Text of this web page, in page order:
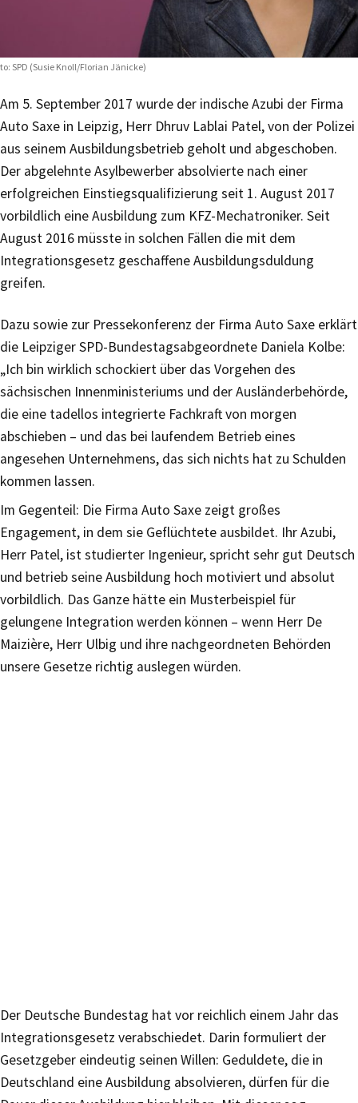
SPD (Susie Knoll/Florian Jänicke)
Am 5. September 2017 wurde der indische Azubi der Firma
Auto Saxe in Leipzig, Herr Dhruv Lablai Patel, von der Polizei
aus seinem Ausbildungsbetrieb geholt und abgeschoben.
Der abgelehnte Asylbewerber absolvierte nach einer
erfolgreichen Einstiegsqualifizierung seit 1. August 2017
vorbildlich eine Ausbildung zum KFZ-Mechatroniker. Seit
August 2016 müsste in solchen Fällen die mit dem
Integrationsgesetz geschaffene Ausbildungsduldung
greifen.
Dazu sowie zur Pressekonferenz der Firma Auto Saxe erklärt
die Leipziger SPD-Bundestagsabgeordnete Daniela Kolbe:
„Ich bin wirklich schockiert über das Vorgehen des
sächsischen Innenministeriums und der Ausländerbehörde,
die eine tadellos integrierte Fachkraft von morgen
abschieben – und das bei laufendem Betrieb eines
angesehen Unternehmens, das sich nichts hat zu Schulden
kommen lassen.
Im Gegenteil: Die Firma Auto Saxe zeigt großes
Engagement, in dem sie Geflüchtete ausbildet. Ihr Azubi,
Herr Patel, ist studierter Ingenieur, spricht sehr gut Deutsch
und betrieb seine Ausbildung hoch motiviert und absolut
vorbildlich. Das Ganze hätte ein Musterbeispiel für
gelungene Integration werden können – wenn Herr De
Maizière, Herr Ulbig und ihre nachgeordneten Behörden
unsere Gesetze richtig auslegen würden.
Der Deutsche Bundestag hat vor reichlich einem Jahr das
Integrationsgesetz verabschiedet. Darin formuliert der
Gesetzgeber eindeutig seinen Willen: Geduldete, die in
Deutschland eine Ausbildung absolvieren, dürfen für die